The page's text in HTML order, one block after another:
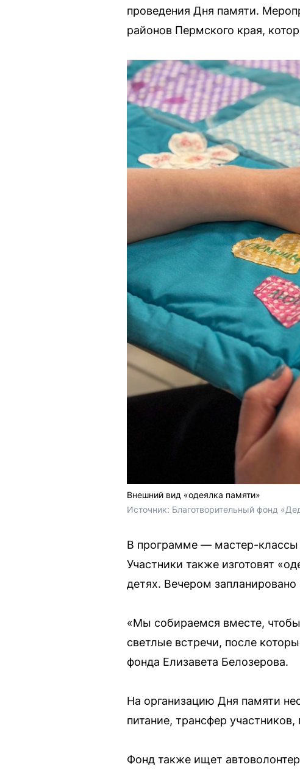
проведения Дня памяти.
районов Пермского края,
Внешний вид «одеялка памяти»
Источник: Благотворительный фонд
В программе — мастер-классы
Участники также изготовят
детях. Вечером запланировано
«Мы собираемся вместе,
светлые встречи, после
фонда Елизавета Белозерова.
На организацию Дня памяти
питание, трансфер
Фонд также ищет